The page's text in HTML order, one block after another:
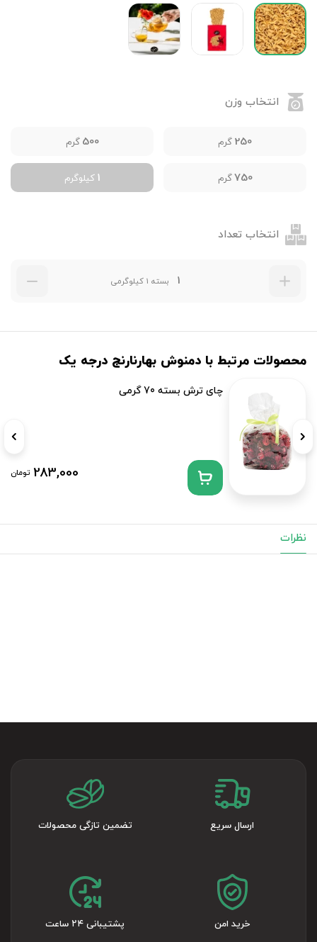
انتخاب وزن
250 گرم 500 گرم
750گرم 1 کیلوگرم
انتخاب تعداد
بسته 1 کیلوگرمی
محصولات مرتبط با دمنوش بهارنارنج درجه یک
چای ترش بسته 70 گرمی
283,000 تومان
نظرات
ارسال سریع تضمین تازگی محصولات
خرید امن پشتیبانی ۲۴ ساعت